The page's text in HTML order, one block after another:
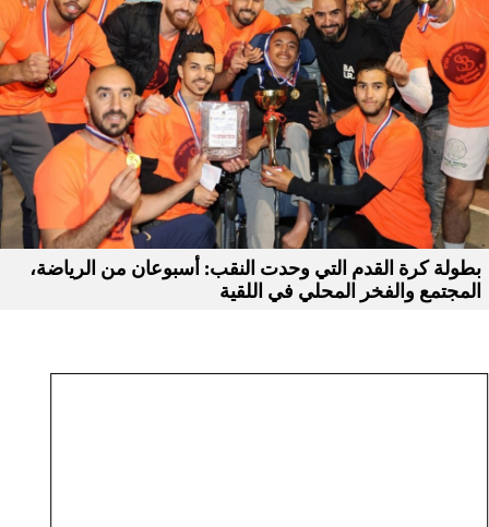
بطولة كرة القدم التي وحدت النقب: أسبوعان من الرياضة،
المجتمع والفخر المحلي في اللقية